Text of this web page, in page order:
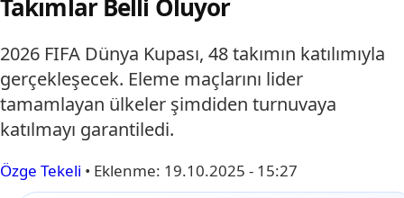
Takımlar Belli Oluyor
2026 FIFA Dünya Kupası, 48 takımın katılımıyla
gerçekleşecek. Eleme maçlarını lider
tamamlayan ülkeler şimdiden turnuvaya
katılmayı garantiledi.
Özge Tekeli • Eklenme: 19.10.2025 - 15:27